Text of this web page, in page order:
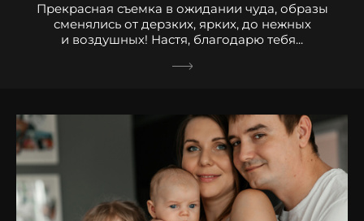
Прекрасная съемка в ожидании чуда, образы
сменялись от дерзких, ярких, до нежных
и воздушных! Настя, благодарю тебя...